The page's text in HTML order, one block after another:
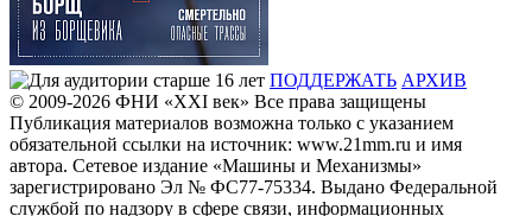
ПОДДЕРЖАТЬ АРХИВ
© 2009-2026 ФHИ «XXI век» Все права защищены
Публикация материалов возможна только с указанием
обязательной ссылки на источник: www.21mm.ru и имя
автора. Сетевое издание «Машины и Механизмы»
зарегистрировано Эл № ФС77-75334. Выдано Федеральной
службой по надзору в сфере связи, информационных